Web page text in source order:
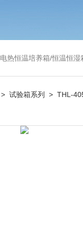
恒湿箱/光照培养箱/二氧化碳培养箱
> 试验箱系列 > THL-